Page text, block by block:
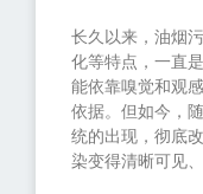
长久以来，油烟
化等特点，一直
能依靠嗅觉和观
依据。但如今，
统的出现，彻底
染变得清晰可见、